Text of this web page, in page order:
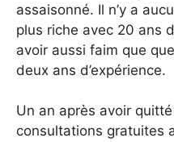
assaisonné. Il n’y a
plus riche avec 20 ans
avoir aussi faim que
deux ans d’expérience.
Un an après avoir
consultations gratuites